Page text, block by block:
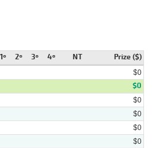
1º 2º 3º 4º NT Prize ($)
$0
$0
$0
$0
$0
$0